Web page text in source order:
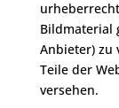
Bildmaterial
Anbieter) zu
Teile der
versehen.